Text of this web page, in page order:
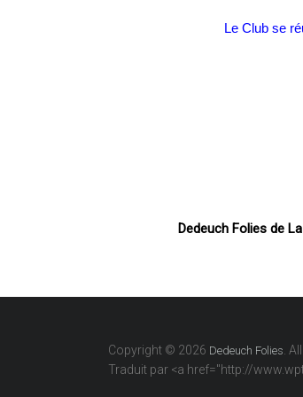
Le Club se
Dedeuch Folies de
Copyright © 2026 Dedeuch Folies .
Traduit par <a href="http://